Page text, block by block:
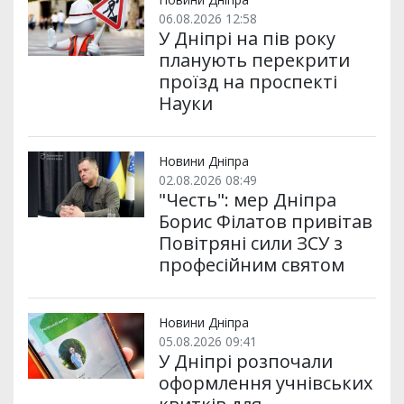
06.08.2026 12:58
У Дніпрі на пів року
планують перекрити
проїзд на проспекті
Науки
Новини Дніпра
02.08.2026 08:49
"Честь": мер Дніпра
Борис Філатов привітав
Повітряні сили ЗСУ з
професійним святом
Новини Дніпра
05.08.2026 09:41
У Дніпрі розпочали
оформлення учнівських